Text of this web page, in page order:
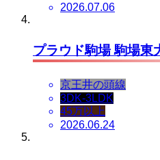
2026.07.06
プラウド駒場 駒場東
京王井の頭線
3DK-3LDK
45万以上
2026.06.24